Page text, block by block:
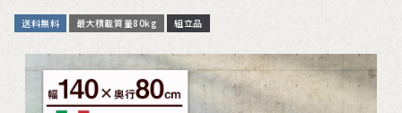
送料無料 最大積載質量80kg 組立品